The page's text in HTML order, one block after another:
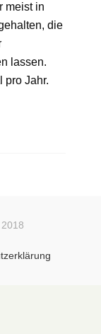
meist in
die
lassen.
pro Jahr.